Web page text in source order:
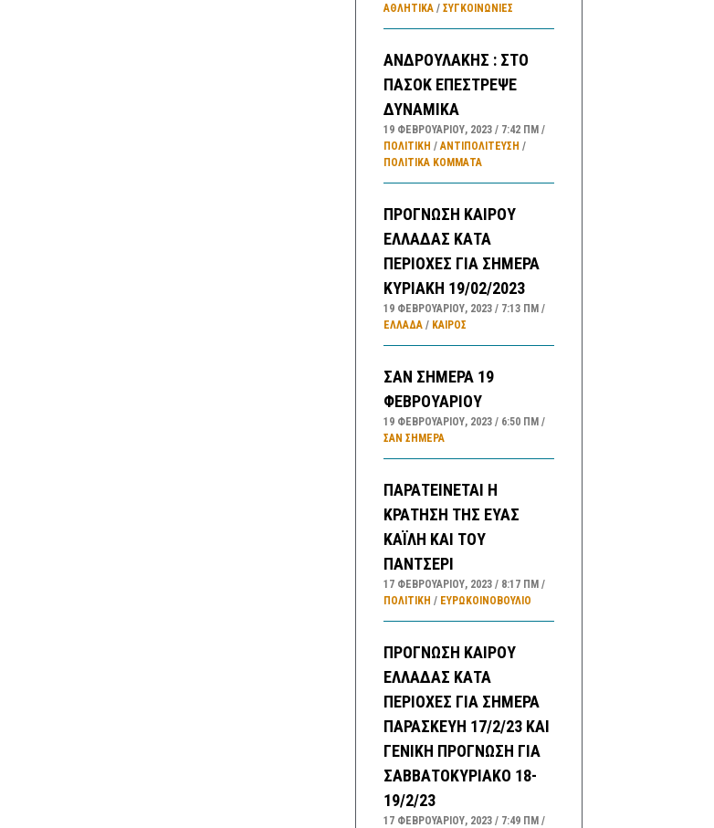
ΑΘΛΗΤΙΚΑ/ ΣΥΓΚΟΙΝΩΝΊΕΣ
ΑΝΔΡΟΥΛΑΚΗΣ : ΣΤΟ
ΠΑΣΟΚ ΕΠΕΣΤΡΕΨΕ
ΔΥΝΑΜΙΚΑ
19 ΦΕΒΡΟΥΑΡΊΟΥ, 2023 7:42 ΠΜ
ΠΟΛΙΤΙΚΗ /ΑΝΤΙΠΟΛΊΤΕΥΣΗ /
ΠΟΛΙΤΙΚΆ ΚΌΜΜΑΤΑ
ΠΡΟΓΝΩΣΗ ΚΑΙΡΟΥ
ΕΛΛΑΔΑΣ ΚΑΤΑ
ΠΕΡΙΟΧΕΣ ΓΙΑ ΣΗΜΕΡΑ
ΚΥΡΙΑΚΗ 19/02/2023
19 ΦΕΒΡΟΥΑΡΊΟΥ, 2023 7:13 ΠΜ
ΕΛΛΑΔA/ ΚΑΙΡΌΣ
ΣΑΝ ΣΗΜΕΡΑ 19
ΦΕΒΡΟΥΑΡΙΟΥ
19 ΦΕΒΡΟΥΑΡΊΟΥ, 2023 6:50 ΠΜ
ΣΑΝ ΣΉΜΕΡΑ
ΠΑΡΑΤΕΙΝΕΤΑΙ Η
ΚΡΑΤΗΣΗ ΤΗΣ ΕΥΑΣ
ΚΑΪΛΗ ΚΑΙ ΤΟΥ
ΠΑΝΤΣΕΡΙ
17 ΦΕΒΡΟΥΑΡΊΟΥ, 2023 8:17 ΠΜ
ΠΟΛΙΤΙΚΗ / ΕΥΡΩΚΟΙΝΟΒΟΥΛΙΟ
ΠΡΟΓΝΩΣΗ ΚΑΙΡΟΥ
ΕΛΛΑΔΑΣ ΚΑΤΑ
ΠΕΡΙΟΧΕΣ ΓΙΑ ΣΗΜΕΡΑ
ΠΑΡΑΣΚΕΥΗ 17/2/23 ΚΑΙ
ΓΕΝΙΚΗ ΠΡΟΓΝΩΣΗ ΓΙΑ
ΣΑΒΒΑΤΟΚΥΡΙΑΚΟ 18-
19/2/23
17 ΦΕΒΡΟΥΑΡΊΟΥ, 2023 7:49 ΠΜ